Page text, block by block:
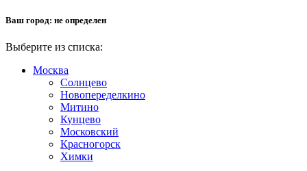
Ваш город: не определен
Выберите из списка:
Москва
Солнцево
Новопеределкино
Митино
Кунцево
Московский
Красногорск
Химки